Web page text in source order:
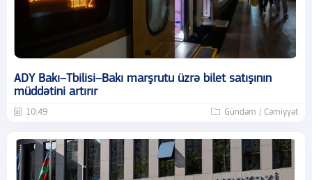
ADY Bakı–Tbilisi–Bakı marşrutu üzrə bilet satışının
müddətini artırır
10:49 Gündəm / Cəmiyyət